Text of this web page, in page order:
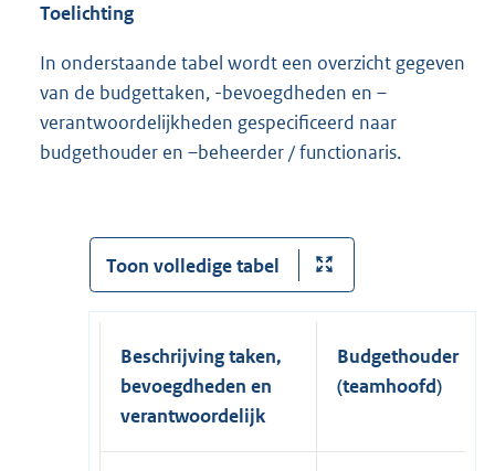
Toelichting
In onderstaande tabel wordt een overzicht gegeven
van de budgettaken, -bevoegdheden en –
verantwoordelijkheden gespecificeerd naar
budgethouder en –beheerder / functionaris.
Toon volledige tabel
Beschrijving taken,
bevoegdheden en
verantwoordelijk
Budgethouder
(teamhoofd)